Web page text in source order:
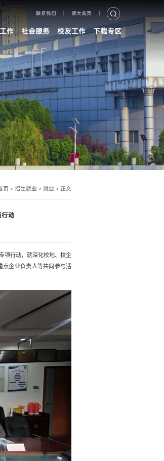
联系我们 师大首页
作 社会服务 校友工作 下载专区
页 >招生就业 >就业 >正文
动
项行动，就深化校地、校企
点企业负责人等共同参与活